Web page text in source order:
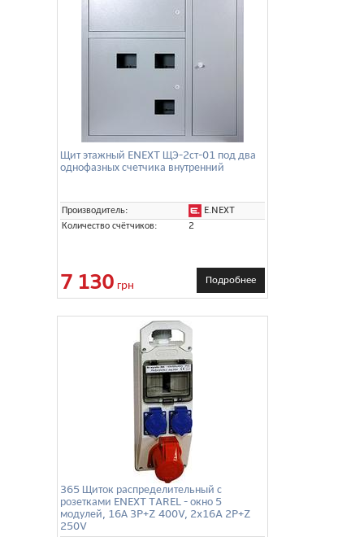
Щит этажный ENEXT ЩЭ-2ст-01 под два
однофазных счетчика внутренний
Производитель:
E.NEXT
Количество счётчиков:
2
7 130 грн Подробнее
365 Щиток распределительный с
розетками ENEXT TAREL - окно 5
модулей, 16А 3P+Z 400V, 2x16A 2P+Z
250V